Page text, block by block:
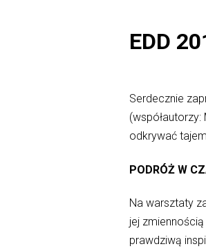
EDD
Serdecznie
odkrywać
PODRÓŻ W
Na warsztaty
jej
prawdziwą